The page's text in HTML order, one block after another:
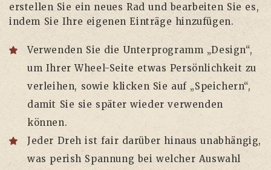
erstellen Sie ein neues Rad und bearbeiten Sie es,
indem Sie Ihre eigenen Einträge hinzufügen.
Verwenden Sie die Unterprogramm „Design“,
um Ihrer Wheel-Seite etwas Persönlichkeit zu
verleihen, sowie klicken Sie auf „Speichern“,
damit Sie sie später wieder verwenden
können.
Jeder Dreh ist fair darüber hinaus unabhängig,
was perish Spannung bei welcher Auswahl